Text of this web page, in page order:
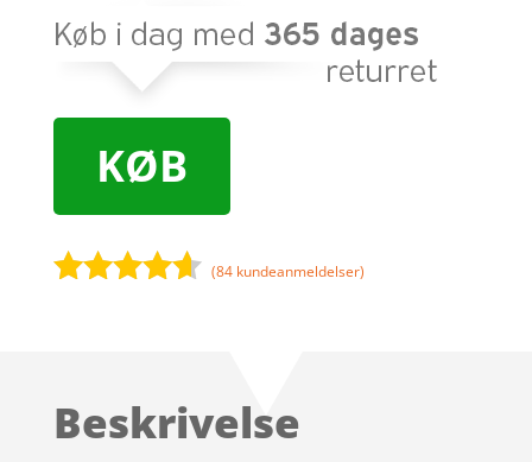
KØB
på
(84 kundeanmeldelser)
Beskrivelse